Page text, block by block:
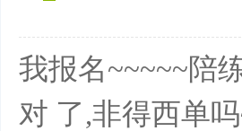
我报名~~~~~陪
对 了,非得西单